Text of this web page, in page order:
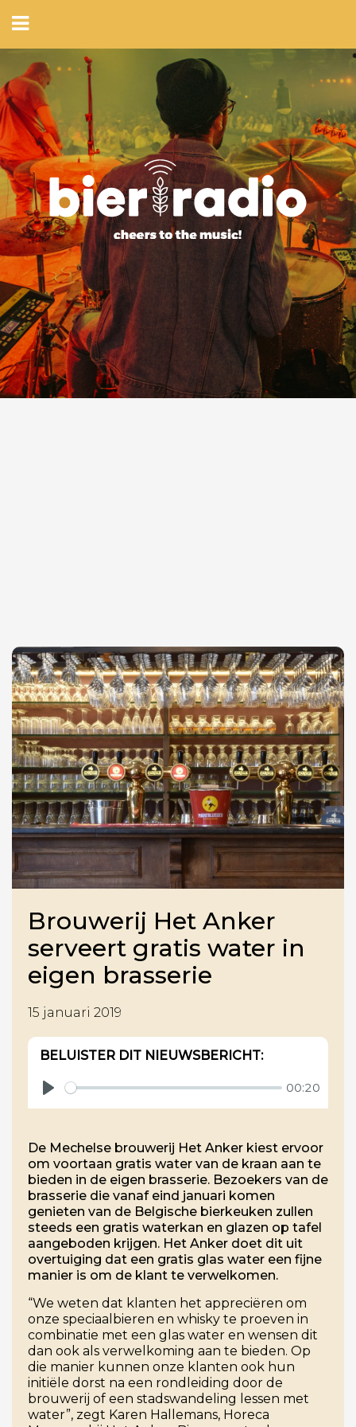
Brouwerij Het Anker
serveert gratis water in
eigen brasserie
15 januari 2019
BELUISTER DIT NIEUWSBERICHT:
Play
00:20
De Mechelse brouwerij Het Anker kiest ervoor
om voortaan gratis water van de kraan aan te
bieden in de eigen brasserie. Bezoekers van de
brasserie die vanaf eind januari komen
genieten van de Belgische bierkeuken zullen
steeds een gratis waterkan en glazen op tafel
aangeboden krijgen. Het Anker doet dit uit
overtuiging dat een gratis glas water een fijne
manier is om de klant te verwelkomen.
“We weten dat klanten het appreciëren om
onze speciaalbieren en whisky te proeven in
combinatie met een glas water en wensen dit
dan ook als verwelkoming aan te bieden. Op
die manier kunnen onze klanten ook hun
initiële dorst na een rondleiding door de
brouwerij of een stadswandeling lessen met
water”, zegt Karen Hallemans, Horeca